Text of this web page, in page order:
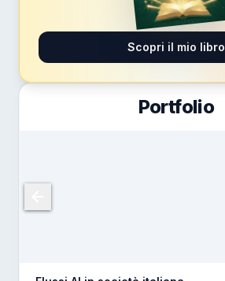
Scopri il mio libro
Portfolio